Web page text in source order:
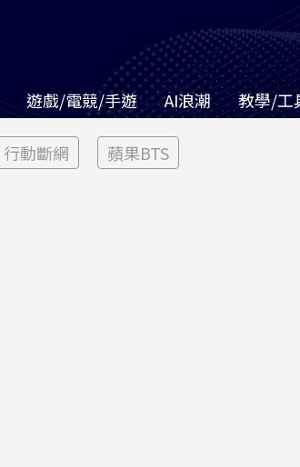
遊戲/電競/手遊 AI浪潮 教學/工
行動斷網 蘋果BTS